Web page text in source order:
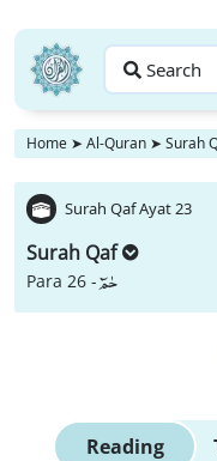
Search
Home ➤ Al-Quran ➤ Surah
Surah Qaf Ayat 23
Surah Qaf
Para 26 -حٰمٓ
Reading